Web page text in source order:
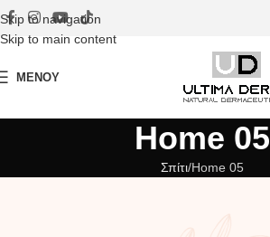
Skip to navigation
Skip to main content
ΜΕΝΟΎ
Home 05
Σπίτι Home 05